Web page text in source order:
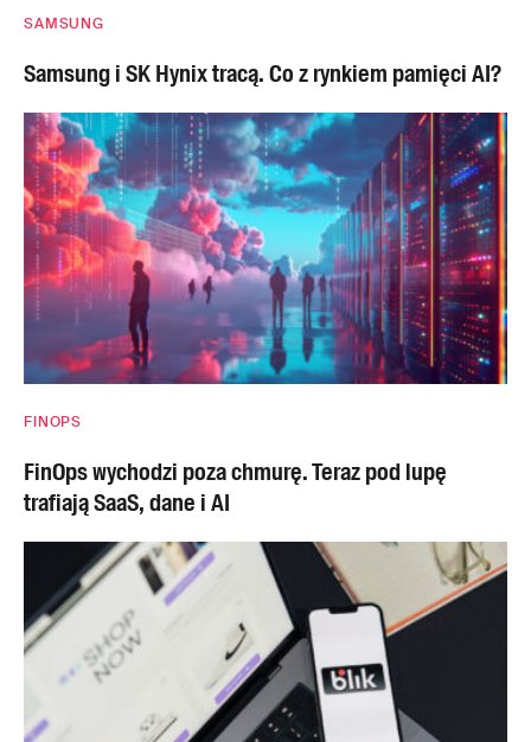
SAMSUNG
Samsung i SK Hynix tracą. Co z rynkiem pamięci AI?
FINOPS
FinOps wychodzi poza chmurę. Teraz pod lupę
trafiają SaaS, dane i AI